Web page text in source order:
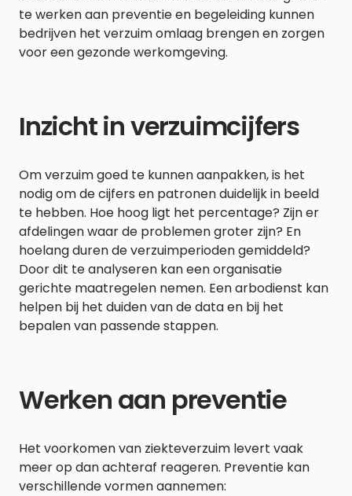
te werken aan preventie en begeleiding kunnen
bedrijven het verzuim omlaag brengen en zorgen
voor een gezonde werkomgeving.
Inzicht in verzuimcijfers
Om verzuim goed te kunnen aanpakken, is het
nodig om de cijfers en patronen duidelijk in beeld
te hebben. Hoe hoog ligt het percentage? Zijn er
afdelingen waar de problemen groter zijn? En
hoelang duren de verzuimperioden gemiddeld?
Door dit te analyseren kan een organisatie
gerichte maatregelen nemen. Een arbodienst kan
helpen bij het duiden van de data en bij het
bepalen van passende stappen.
Werken aan preventie
Het voorkomen van ziekteverzuim levert vaak
meer op dan achteraf reageren. Preventie kan
verschillende vormen aannemen: